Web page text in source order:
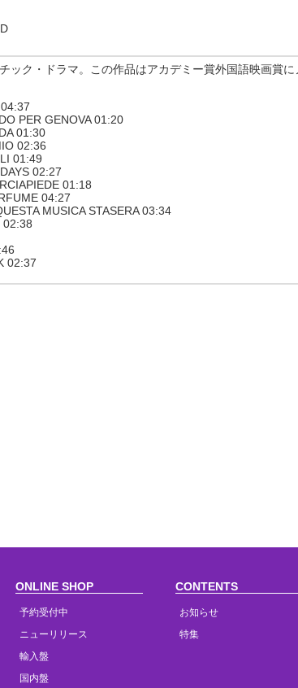
ック・ドラマ。この作品はアカデミー賞外国語映画賞に
PER GENOVA 01:20
01:30
02:36
01:49
02:27
01:18
04:27
MUSICA STASERA 03:34
02:38
02:37
ONLINE SHOP
予約受付中
ニューリリース
輸入盤
国内盤
CONTENTS
お知らせ
特集